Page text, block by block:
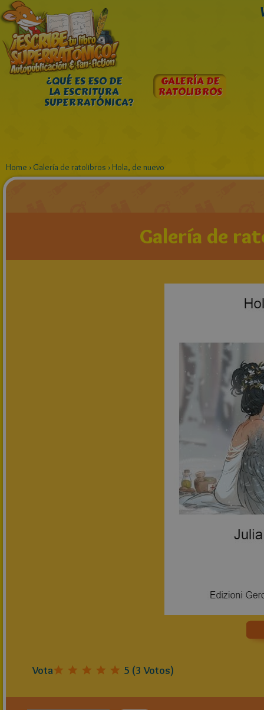
¿QUÉ ES ESO DE
LA ESCRITURA
SUPERRATÓNICA?
GALERÍA DE
RATOLIBROS
Home › Galería de ratolibros › Hola, de nuevo
Galería de
Vota 5 (3 Votos)